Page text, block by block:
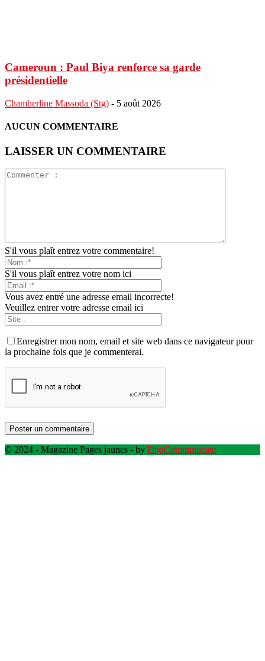
Cameroun : Paul Biya renforce sa garde
présidentielle
Chamberline Massoda (Stg) - 5 août 2026
AUCUN COMMENTAIRE
LAISSER UN COMMENTAIRE
S'il vous plaît entrez votre commentaire!
S'il vous plaît entrez votre nom ici
Vous avez entré une adresse email incorrecte!
Veuillez entrer votre adresse email ici
Enregistrer mon nom, email et site web dans ce navigateur pour
la prochaine fois que je commenterai.
© 2024 - Magazine Pages jaunes - by DigiCommunicate